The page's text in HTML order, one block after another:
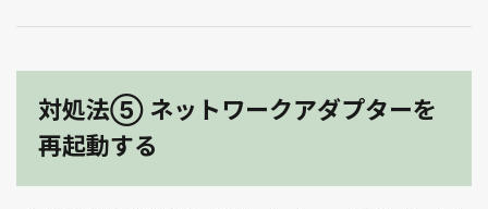
対処法⑤ ネットワークアダプターを
再起動する